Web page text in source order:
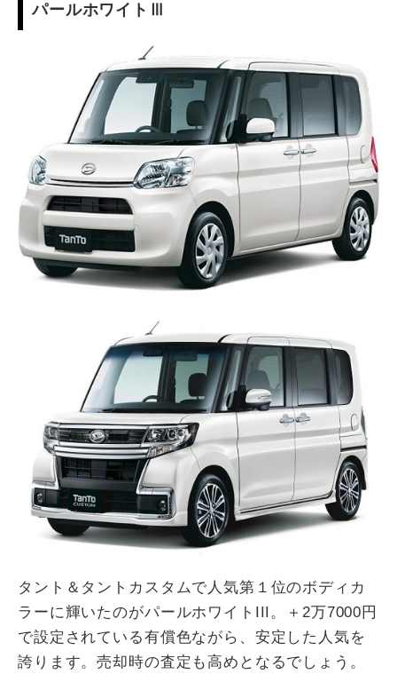
パールホワイトⅢ
タント＆タントカスタムで人気第１位のボディカ
ラーに輝いたのがパールホワイトIII。＋2万7000円
で設定されている有償色ながら、安定した人気を
誇ります。売却時の査定も高めとなるでしょう。